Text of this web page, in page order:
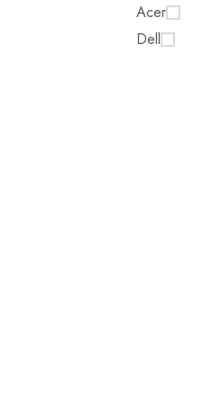
Acer
Dell